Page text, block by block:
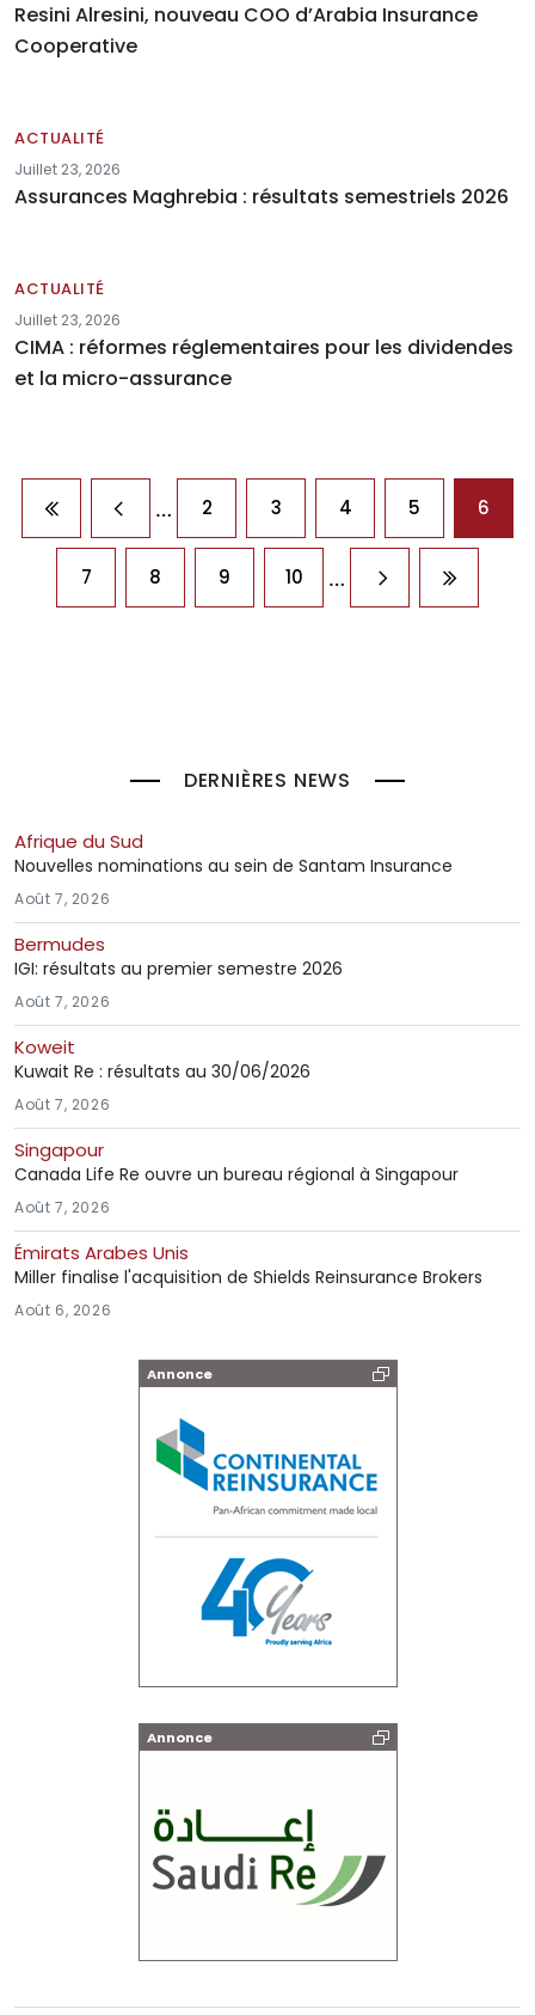
Resini Alresini, nouveau COO d’Arabia Insurance
Cooperative
ACTUALITÉ
Juillet 23, 2026
Assurances Maghrebia : résultats semestriels 2026
ACTUALITÉ
Juillet 23, 2026
CIMA : réformes réglementaires pour les dividendes
et la micro-assurance
Pagination
Première page
Page précédente
… 2 3 4 5 6
7 8 9 10 … Page suivante
Dernière
DERNIÈRES NEWS
Afrique du Sud
Nouvelles nominations au sein de Santam Insurance
Août 7, 2026
Bermudes
IGI: résultats au premier semestre 2026
Août 7, 2026
Koweit
Kuwait Re : résultats au 30/06/2026
Août 7, 2026
Singapour
Canada Life Re ouvre un bureau régional à Singapour
Août 7, 2026
Émirats Arabes Unis
Miller finalise l'acquisition de Shields Reinsurance Brokers
Août 6, 2026
Annonce
Annonce